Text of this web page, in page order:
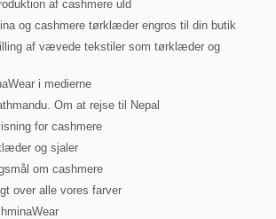
af cashmere uld
og cashmere tørklæder engros til din butik
af vævede tekstiler som tørklæder og
i medierne
Om at rejse til Nepal
for cashmere
og sjaler
om cashmere
over alle vores farver